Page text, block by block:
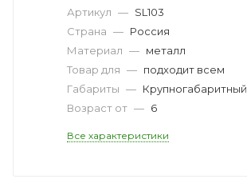
Артикул — SL103
Страна — Россия
Материал — металл
Товар для — подходит всем
Габариты — Крупногабаритный
Возраст от — 6
Все характеристики